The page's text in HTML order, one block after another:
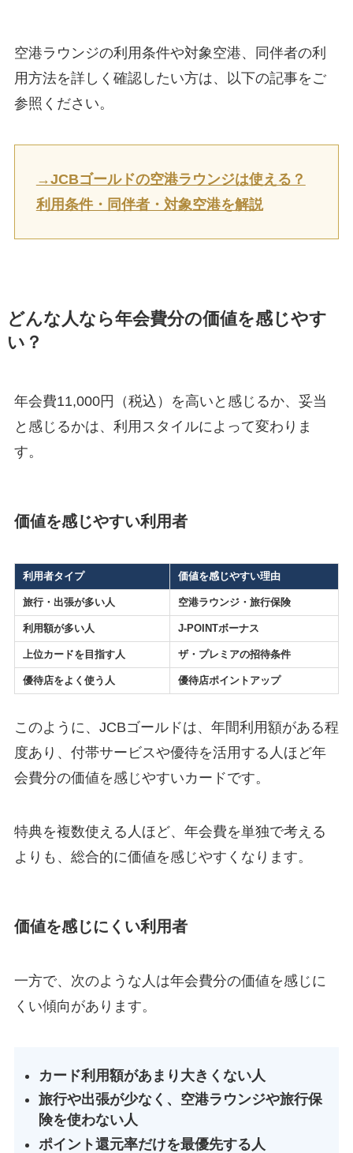
空港ラウンジの利用条件や対象空港、同伴者の利
用方法を詳しく確認したい方は、以下の記事をご
参照ください。
→JCBゴールドの空港ラウンジは使える？
利用条件・同伴者・対象空港を解説
どんな人なら年会費分の価値を感じやす
い？
年会費11,000円（税込）を高いと感じるか、妥当
と感じるかは、利用スタイルによって変わりま
す。
価値を感じやすい利用者
利用者タイプ 価値を感じやすい理由
旅行・出張が多い人 空港ラウンジ・旅行保険
利用額が多い人 J-POINTボーナス
上位カードを目指す人 ザ・プレミアの招待条件
優待店をよく使う人 優待店ポイントアップ
このように、JCBゴールドは、年間利用額がある程
度あり、付帯サービスや優待を活用する人ほど年
会費分の価値を感じやすいカードです。
特典を複数使える人ほど、年会費を単独で考える
よりも、総合的に価値を感じやすくなります。
価値を感じにくい利用者
一方で、次のような人は年会費分の価値を感じに
くい傾向があります。
カード利用額があまり大きくない人
旅行や出張が少なく、空港ラウンジや旅行保
険を使わない人
ポイント還元率だけを最優先する人